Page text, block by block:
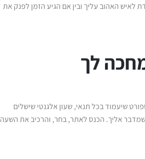
האהוב עליך ובין אם הגיע הזמן לפנק את
לך
שיעמוד בכל תנאי, שעון אלגנטי שישלים
שמדבר אליך. הכנס לאתר, בחר, והרכיב את השעה